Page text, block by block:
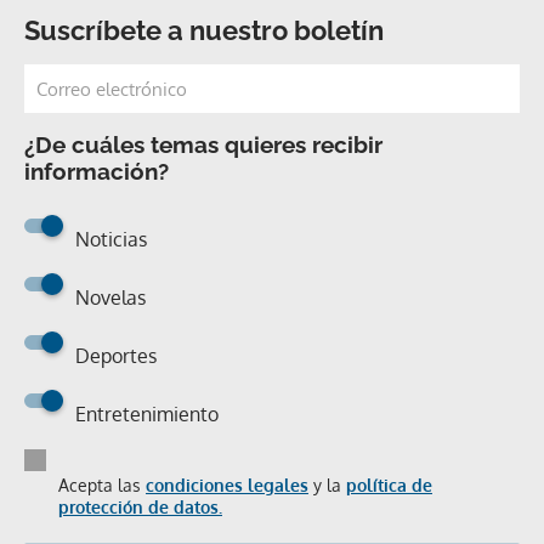
Suscríbete a nuestro boletín
¿De cuáles temas quieres recibir
información?
Noticias
Novelas
Deportes
Entretenimiento
Acepta las condiciones legales y la política de
protección de datos.